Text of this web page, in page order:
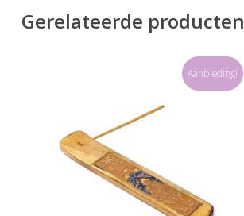
Gerelateerde producten
Aanbieding!